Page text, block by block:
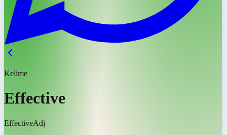
Kelime
Effective
EffectiveAdj